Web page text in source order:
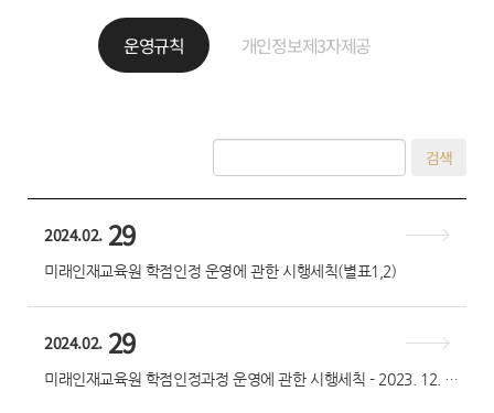
운영규칙 개인정보제3자제공
검색
2024.02. 29
미래인재교육원 학점인정 운영에 관한 시행세칙(별표1,2)
2024.02. 29
미래인재교육원 학점인정과정 운영에 관한 시행세칙 - 2023. 12. 26(개정)